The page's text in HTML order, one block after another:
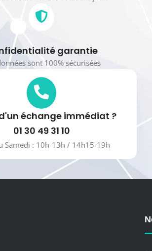
garantie
sont 100% sécurisées
échange immédiat ?
01 30 49 31 10
Samedi : 10h-13h / 14h15-19h